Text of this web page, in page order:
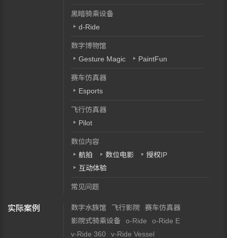
黑暗骑乘设备
d-Ride
数字博物馆
Gesture Magic
PaintFun
赛车仿真器
Esports
飞行仿真器
Pilot
数位内容
航拍
数位电影
授权IP
互动体验
常见问题
实际案例 数字水族馆 飞行影院
赛车仿真器
影院式骑乘设备
o-Ride
o-Ride E
v-Ride 360
v-Ride Vessel